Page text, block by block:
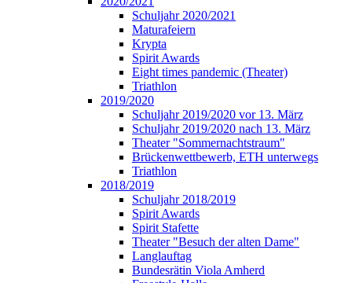
Schuljahr 2020/2021
Maturafeiern
Krypta
Spirit Awards
Eight times pandemic (Theater)
Triathlon
2019/2020
Schuljahr 2019/2020 vor 13. März
Schuljahr 2019/2020 nach 13. März
Theater "Sommernachtstraum"
Brückenwettbewerb, ETH unterwegs
Triathlon
2018/2019
Schuljahr 2018/2019
Spirit Awards
Spirit Stafette
Theater "Besuch der alten Dame"
Langlauftag
Bundesrätin Viola Amherd